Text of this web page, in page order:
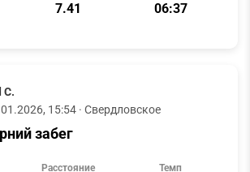
7.41 06:37
C.
15:54 · Свердловское
забег
Расстояние Темп